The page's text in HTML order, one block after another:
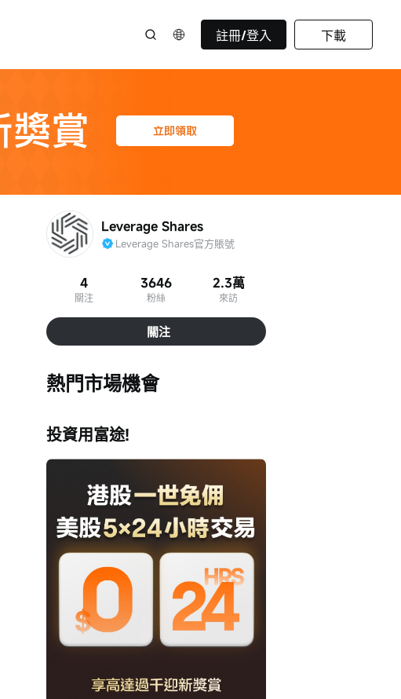
註冊/登入 下載
Leverage Shares
Leverage Shares官方賬號
4
關注
3646
粉絲
2.3萬
來訪
關注
熱門市場機會
投資用富途!